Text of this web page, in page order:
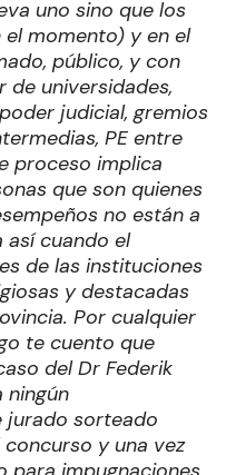
uno sino que los
momento) y en el
público, y con
de universidades,
judicial, gremios
PE entre
proceso implica
que son quienes
no están a
así cuando el
de las instituciones
y destacadas
Por cualquier
te cuento que
del Dr Federik
ningún
jurado sorteado
y una vez